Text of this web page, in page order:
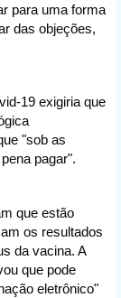
para uma forma
das objeções,
19 exigiria que
"sob as
pagar".
que estão
os resultados
da vacina. A
que pode
eletrônico"